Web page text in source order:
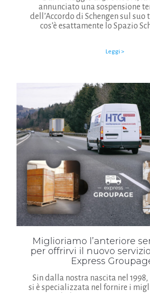
annunciato una sospensione
dell’Accordo di Schengen sul suo
cos’è esattamente lo Spazio
Leggi >
Miglioriamo l’anteriore
per offrirvi il nuovo
Express
Sin dalla nostra nascita nel 1998,
si è specializzata nel fornire i